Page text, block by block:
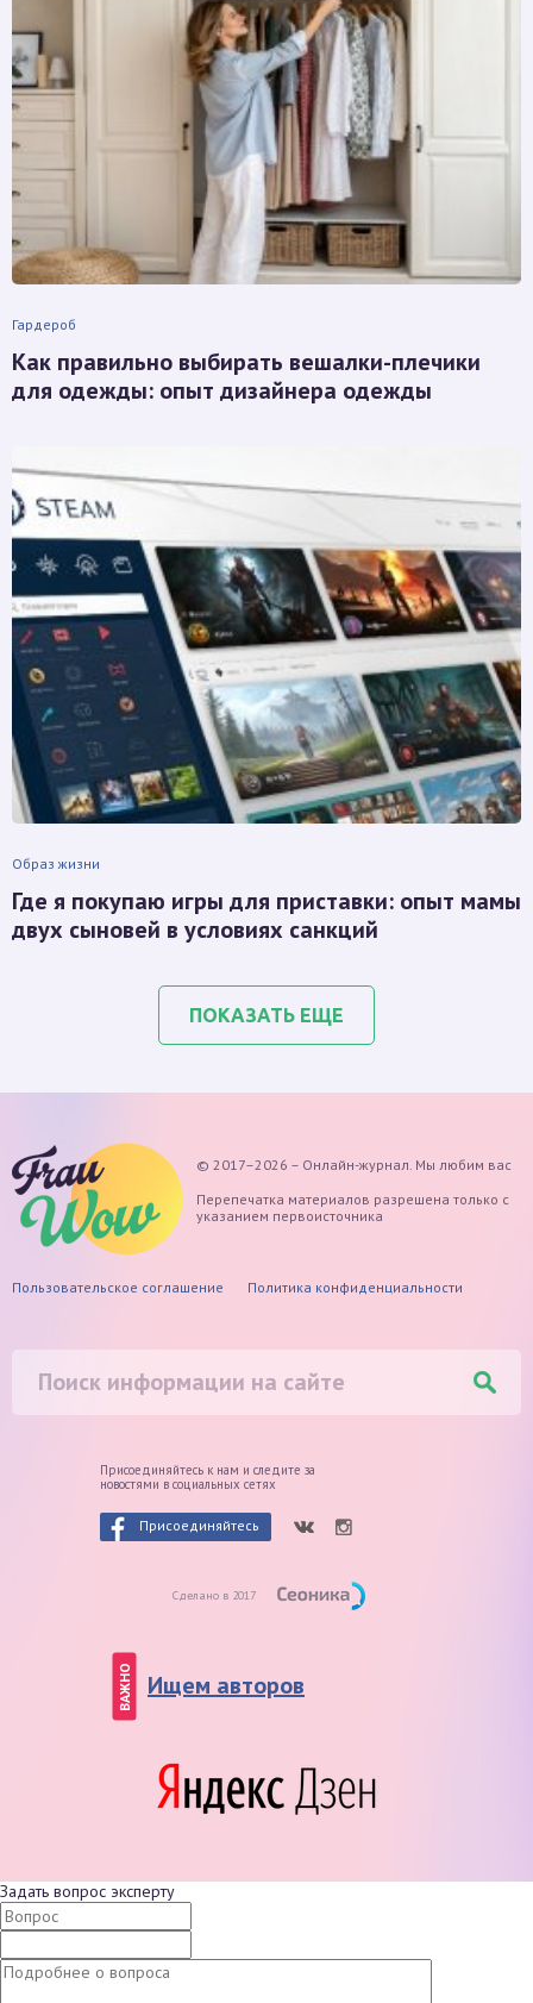
Гардероб
Как правильно выбирать вешалки-плечики
для одежды: опыт дизайнера одежды
Образ жизни
Где я покупаю игры для приставки: опыт мамы
двух сыновей в условиях санкций
ПОКАЗАТЬ ЕЩЕ
© 2017–2026 – Онлайн-журнал. Мы любим вас
Перепечатка материалов разрешена только с
указанием первоисточника
Пользовательское соглашение Политика конфиденциальности
Присоединяйтесь к нам и следите за
новостями в социальных сетях
Присоединяйтесь
Сделано в 2017
ВАЖНО Ищем авторов
Задать вопрос эксперту